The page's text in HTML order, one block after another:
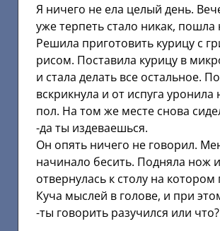
Я ничего не ела целый день.
уже терпеть стало никак, пошла
Решила приготовить курицу с
рисом. Поставила курицу в
и стала делать все остальное.
вскрикнула и от испуга уронила
пол. На том же месте снова
-да ты издеваешься.
Он опять ничего не говорил.
начинало бесить. Подняла нож и
отвернулась к столу на котором
Куча мыслей в голове, и при
-ты говорить разучился или что?